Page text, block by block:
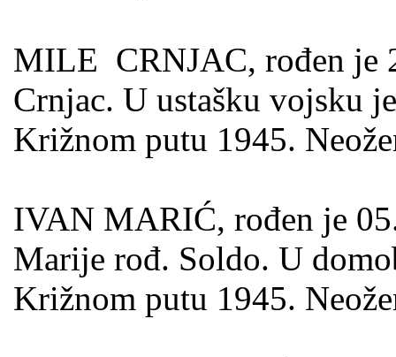
MILE CRNJAC, rođen je
Crnjac. U ustašku vojsku
Križnom putu 1945.
IVAN MARIĆ, rođen je
Marije rođ. Soldo. U
Križnom putu 1945.